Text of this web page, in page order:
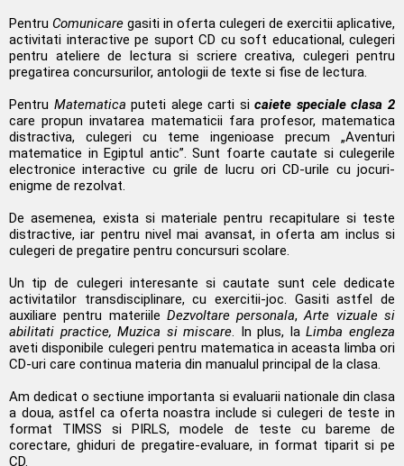
Pentru Comunicare gasiti in oferta culegeri de exercitii aplicative,
activitati interactive pe suport CD cu soft educational, culegeri
pentru ateliere de lectura si scriere creativa, culegeri pentru
pregatirea concursurilor, antologii de texte si fise de lectura.
Pentru Matematica puteti alege carti sicaiete speciale clasa 2
care propun invatarea matematicii fara profesor, matematica
distractiva, culegeri cu teme ingenioase precum „Aventuri
matematice in Egiptul antic”. Sunt foarte cautate si culegerile
electronice interactive cu grile de lucru ori CD-urile cu jocuri-
enigme de rezolvat.
De asemenea, exista si materiale pentru recapitulare si teste
distractive, iar pentru nivel mai avansat, in oferta am inclus si
culegeri de pregatire pentru concursuri scolare.
Un tip de culegeri interesante si cautate sunt cele dedicate
activitatilor transdisciplinare, cu exercitii-joc. Gasiti astfel de
auxiliare pentru materiile Dezvoltare personala,Arte vizuale si
abilitati practice, Muzica si miscare . In plus, laLimba engleza
aveti disponibile culegeri pentru matematica in aceasta limba ori
CD-uri care continua materia din manualul principal de la clasa.
Am dedicat o sectiune importanta si evaluarii nationale din clasa
a doua, astfel ca oferta noastra include si culegeri de teste in
format TIMSS si PIRLS, modele de teste cu bareme de
corectare, ghiduri de pregatire-evaluare, in format tiparit si pe
CD.